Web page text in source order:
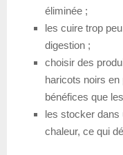
éliminée ;
les cuire trop
digestion ;
choisir des
haricots noirs en
bénéfices que
les stocker dans
chaleur, ce qui